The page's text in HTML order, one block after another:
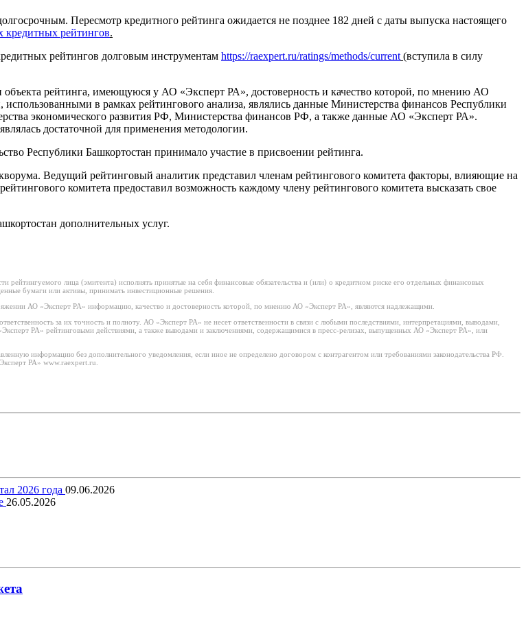
Пересмотр кредитного рейтинга ожидается не позднее 182 дней с даты выпуска настоящего
кредитных рейтингов.
рейтингов долговым инструментам https://raexpert.ru/ratings/methods/current (вступила в силу
рейтинга, имеющуюся у АО «Эксперт РА», достоверность и качество которой, по мнению АО
в рамках рейтингового анализа, являлись данные Министерства финансов Республики
экономического развития РФ, Министерства финансов РФ, а также данные АО «Эксперт РА».
достаточной для применения методологии.
Республики Башкортостан принимало участие в присвоении рейтинга.
Ведущий рейтинговый аналитик представил членам рейтингового комитета факторы, влияющие на
комитета предоставил возможность каждому члену рейтингового комитета высказать свое
дополнительных услуг.
лица (эмитента) исполнять принятые на себя финансовые обязательства и (или) о кредитном риске его отдельных финансовых
бумаги или активы, принимать инвестиционные решения.
АО «Эксперт РА» информацию, качество и достоверность которой, по мнению АО «Эксперт РА», являются надлежащими.
за их точность и полноту. АО «Эксперт РА» не несет ответственности в связи с любыми последствиями, интерпретациями, выводами,
РА» рейтинговыми действиями, а также выводами и заключениями, содержащимися в пресс-релизах, выпущенных АО «Эксперт РА», или
информацию без дополнительного уведомления, если иное не определено договором с контрагентом или требованиями законодательства РФ.
РА» www.raexpert.ru.
2026 года 09.06.2026
26.05.2026